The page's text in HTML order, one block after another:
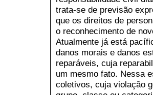
trata-se de previsão
que os direitos de
o reconhecimento de
Atualmente já está
danos morais e danos
reparáveis, cuja
um mesmo fato. Nessa
coletivos, cuja violação